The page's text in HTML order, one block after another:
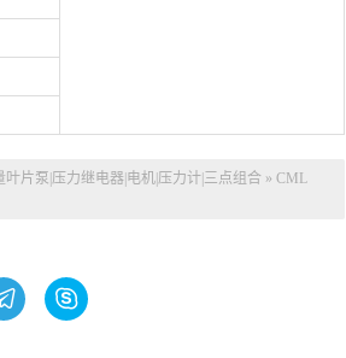
片泵|压力继电器|电机|压力计|三点组合 » CML
